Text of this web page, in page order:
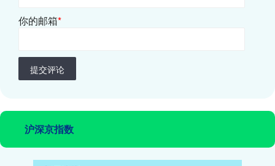
你的邮箱*
提交评论
沪深京指数